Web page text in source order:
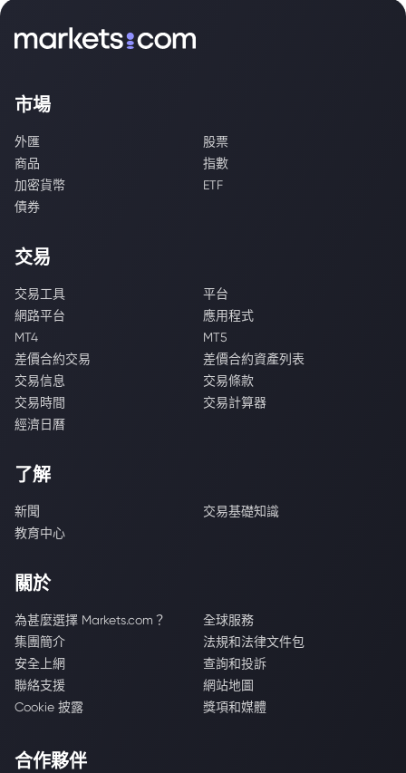
市場
外匯
股票
商品
指數
加密貨幣
ETF
債券
交易
交易工具
平台
網路平台
應用程式
MT4
MT5
差價合約交易
差價合約資產列表
交易信息
交易條款
交易時間
交易計算器
經濟日曆
了解
新聞
交易基礎知識
教育中心
關於
為甚麼選擇 Markets.com？
全球服務
集團簡介
法規和法律文件包
安全上網
查詢和投訴
聯絡支援
網站地圖
Cookie 披露
獎項和媒體
合作夥伴